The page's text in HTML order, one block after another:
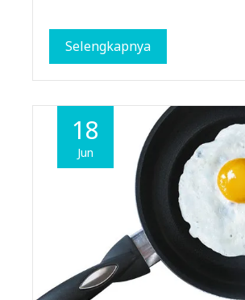
Selengkapnya
18
Jun